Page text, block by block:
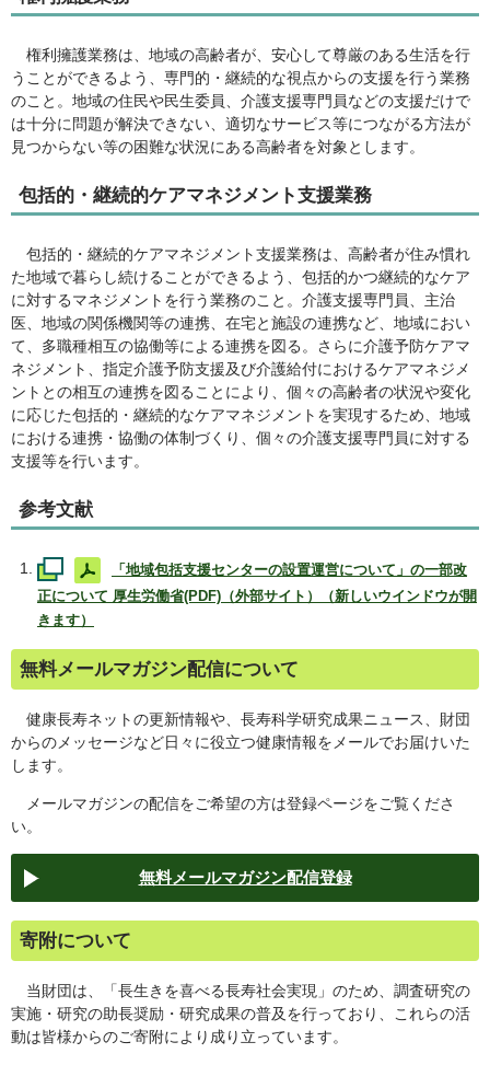
権利擁護業務は、地域の高齢者が、安心して尊厳のある生活を行
うことができるよう、専門的・継続的な視点からの支援を行う業務
のこと。地域の住民や民生委員、介護支援専門員などの支援だけで
は十分に問題が解決できない、適切なサービス等につながる方法が
見つからない等の困難な状況にある高齢者を対象とします。
包括的・継続的ケアマネジメント支援業務
包括的・継続的ケアマネジメント支援業務は、高齢者が住み慣れ
た地域で暮らし続けることができるよう、包括的かつ継続的なケア
に対するマネジメントを行う業務のこと。介護支援専門員、主治
医、地域の関係機関等の連携、在宅と施設の連携など、地域におい
て、多職種相互の協働等による連携を図る。さらに介護予防ケアマ
ネジメント、指定介護予防支援及び介護給付におけるケアマネジメ
ントとの相互の連携を図ることにより、個々の高齢者の状況や変化
に応じた包括的・継続的なケアマネジメントを実現するため、地域
における連携・協働の体制づくり、個々の介護支援専門員に対する
支援等を行います。
参考文献
「地域包括支援センターの設置運営について」の一部改
正について 厚生労働省(PDF)（外部サイト）（新しいウインドウが開
きます）
無料メールマガジン配信について
健康長寿ネットの更新情報や、長寿科学研究成果ニュース、財団
からのメッセージなど日々に役立つ健康情報をメールでお届けいた
します。
メールマガジンの配信をご希望の方は登録ページをご覧くださ
い。
無料メールマガジン配信登録
寄附について
当財団は、「長生きを喜べる長寿社会実現」のため、調査研究の
実施・研究の助長奨励・研究成果の普及を行っており、これらの活
動は皆様からのご寄附により成り立っています。